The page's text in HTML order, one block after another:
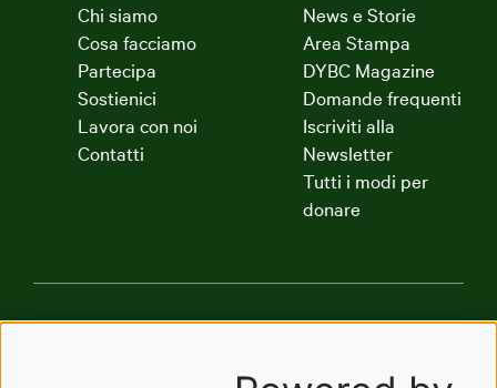
Chi siamo
Cosa facciamo
Partecipa
Sostienici
Lavora con noi
Contatti
News e Storie
Area Stampa
DYBC Magazine
Domande frequenti
Iscriviti alla
Newsletter
Tutti i modi per
donare